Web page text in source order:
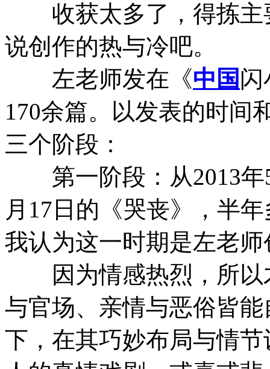
收获太多了，得拣主
说创作的热与冷吧。
左老师发在《中国闪
170余篇。以发表的时间
三个阶段：
第一阶段：从2013年5
月17日的《哭丧》，半
我认为这一时期是左老
因为情感热烈，所以
与官场、亲情与恶俗皆
下，在其巧妙布局与情